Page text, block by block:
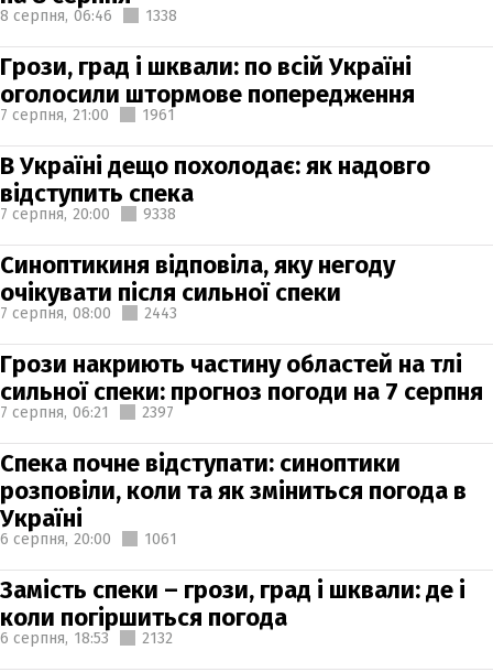
8 серпня, 06:46 1338
Грози, град і шквали: по всій Україні
оголосили штормове попередження
7 серпня, 21:00 1961
В Україні дещо похолодає: як надовго
відступить спека
7 серпня, 20:00 9338
Синоптикиня відповіла, яку негоду
очікувати після сильної спеки
7 серпня, 08:00 2443
Грози накриють частину областей на тлі
сильної спеки: прогноз погоди на 7 серпня
7 серпня, 06:21 2397
Спека почне відступати: синоптики
розповіли, коли та як зміниться погода в
Україні
6 серпня, 20:00 1061
Замість спеки – грози, град і шквали: де і
коли погіршиться погода
6 серпня, 18:53 2132